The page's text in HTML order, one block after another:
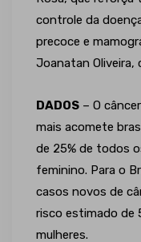
controle da
precoce e
Joanatan Oliveira,
DADOS – O
mais acomete
de 25% de todos
feminino. Para o
casos novos de
risco estimado de
mulheres.